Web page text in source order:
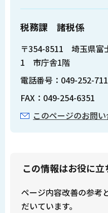
税務課 諸税係
〒354-8511 埼玉県富
1 市庁舎1階
電話番号：049-252-
FAX：049-254-6351
このページのお問
この情報はお役に立
ページ内容改善の参考
だいています。